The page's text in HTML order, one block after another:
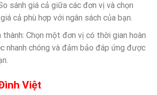
sánh giá cả giữa các đơn vị và chọn
cả phù hợp với ngân sách của bạn.
thành: Chọn một đơn vị có thời gian hoàn
nhanh chóng và đảm bảo đáp ứng được
Việt